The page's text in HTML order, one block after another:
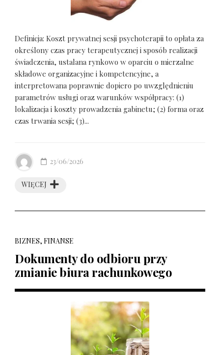
Definicja: Koszt prywatnej sesji psychoterapii to opłata za
określony czas pracy terapeutycznej i sposób realizacji
świadczenia, ustalana rynkowo w oparciu o mierzalne
składowe organizacyjne i kompetencyjne, a
interpretowana poprawnie dopiero po uwzględnieniu
parametrów usługi oraz warunków współpracy: (1)
lokalizacja i koszty prowadzenia gabinetu; (2) forma oraz
czas trwania sesji; (3)...
WIĘCEJ
23/06/2026
BIZNES, FINANSE
Dokumenty do odbioru przy
zmianie biura rachunkowego